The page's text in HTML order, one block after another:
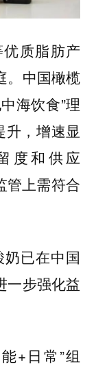
优质脂肪产
。中国橄榄
海饮食”理
升，增速显
度和供应
管上需符合
奶已在中国
一步强化益
+日常”组